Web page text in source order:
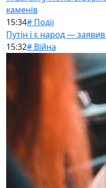
каменів
15:34# Події
Путін і є народ —
15:32# Війна